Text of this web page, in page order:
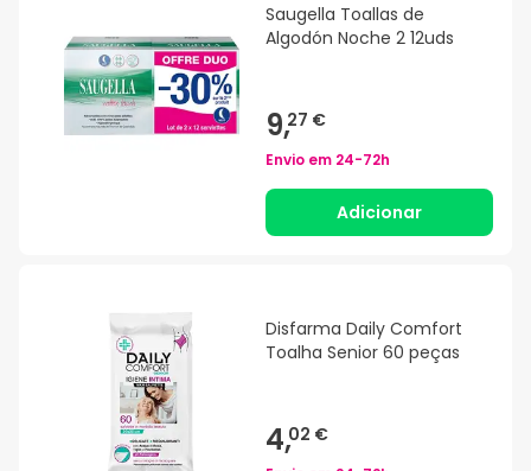
Saugella Toallas de
Algodón Noche 2 12uds
9,27 €
Envio em 24-72h
Adicionar
Disfarma Daily Comfort
Toalha Senior 60 peças
4,02 €